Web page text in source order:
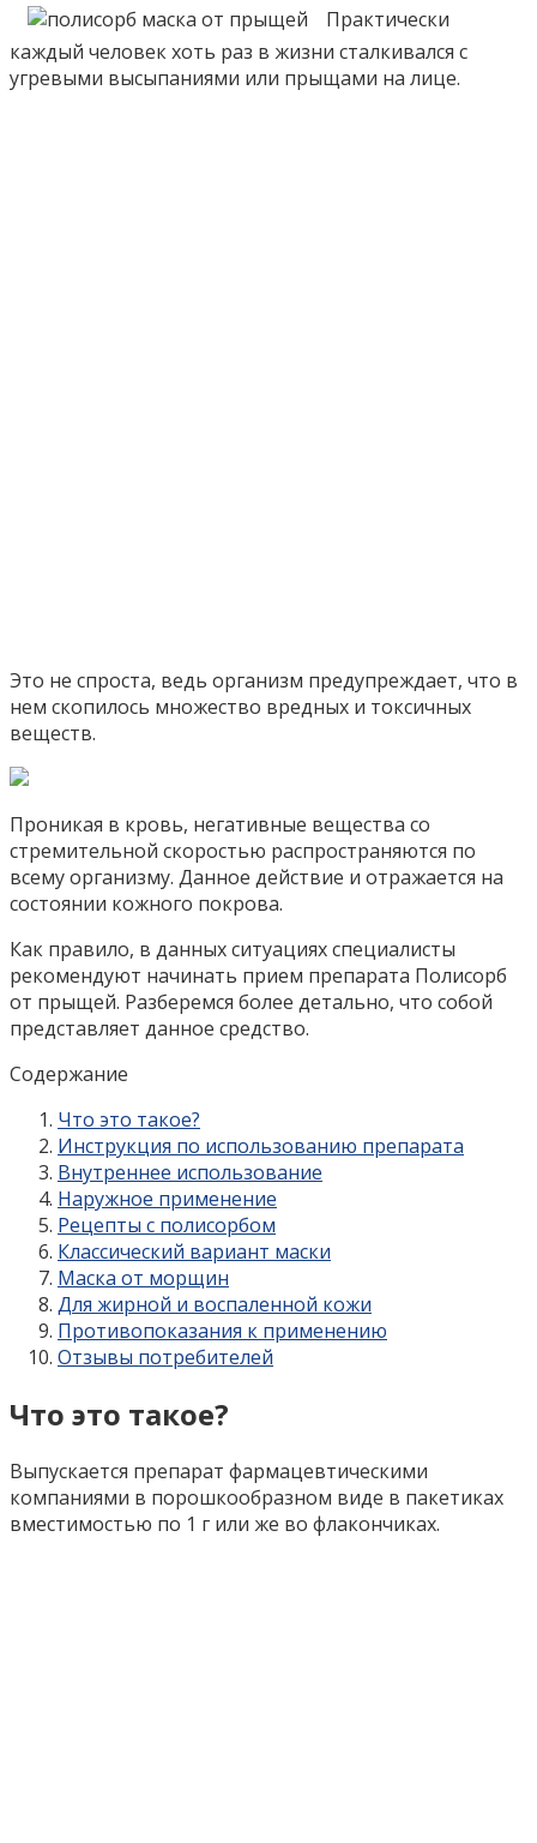
Практически
каждый человек хоть раз в жизни сталкивался с
угревыми высыпаниями или прыщами на лице.
Это не спроста, ведь организм предупреждает, что в
нем скопилось множество вредных и токсичных
веществ.
Проникая в кровь, негативные вещества со
стремительной скоростью распространяются по
всему организму. Данное действие и отражается на
состоянии кожного покрова.
Как правило, в данных ситуациях специалисты
рекомендуют начинать прием препарата Полисорб
от прыщей. Разберемся более детально, что собой
представляет данное средство.
Содержание
Что это такое?
Инструкция по использованию препарата
Внутреннее использование
Наружное применение
Рецепты с полисорбом
Классический вариант маски
Маска от морщин
Для жирной и воспаленной кожи
Противопоказания к применению
Отзывы потребителей
Что это такое?
Выпускается препарат фармацевтическими
компаниями в порошкообразном виде в пакетиках
вместимостью по 1 г или же во флакончиках.